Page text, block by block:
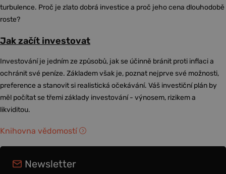
turbulence. Proč je zlato dobrá investice a proč jeho cena dlouhodobě
roste?
Jak začít investovat
Investování je jedním ze způsobů, jak se účinně bránit proti inflaci a
ochránit své peníze. Základem však je, poznat nejprve své možnosti,
preference a stanovit si realistická očekávání. Váš investiční plán by
měl počítat se třemi základy investování - výnosem, rizikem a
likviditou.
Knihovna vědomostí
Newsletter